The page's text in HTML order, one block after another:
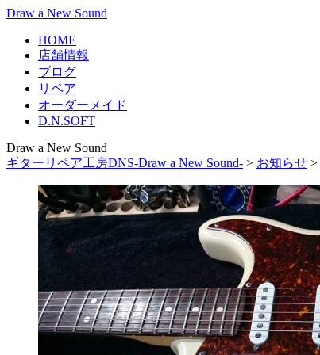
Draw a New Sound
HOME
店舗情報
ブログ
リペア
オーダーメイド
D.N.SOFT
Draw a New Sound
ギターリペア工房DNS-Draw a New Sound- > お知らせ >